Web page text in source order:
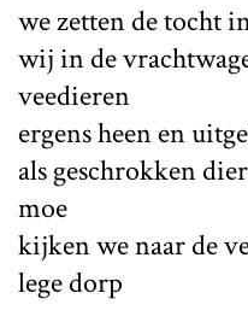
we zetten de tocht
wij in de
veedieren
ergens heen en
als geschrokken
moe
kijken we naar de
lege dorp